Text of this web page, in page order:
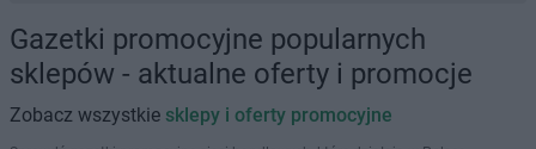
Gazetki promocyjne popularnych
sklepów - aktualne oferty i promocje
Zobacz wszystkie sklepy i oferty promocyjne